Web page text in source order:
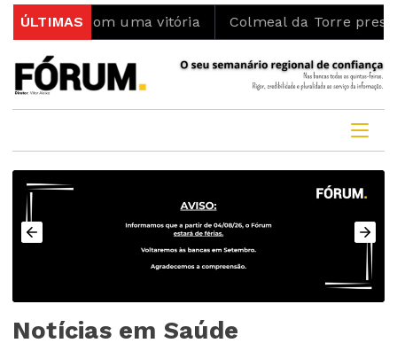
ÚLTIMAS
uma vitória Colmeal da Torre prestou
Notícias em Saúde